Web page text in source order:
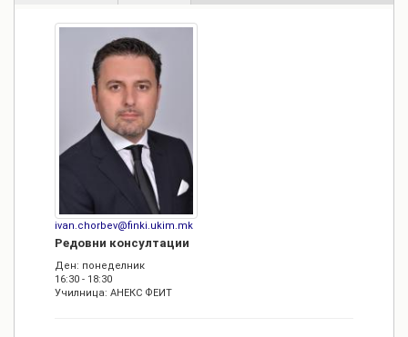
ivan.chorbev@finki.ukim.mk
Редовни консултации
Ден: понеделник
16:30 - 18:30
Училница: АНЕКС ФЕИТ